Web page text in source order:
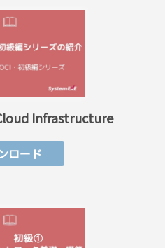
Infrastructure
ロード